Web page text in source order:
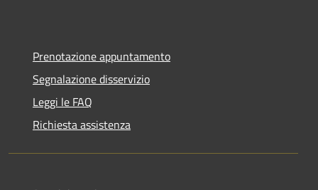
Prenotazione appuntamento
Segnalazione disservizio
Leggi le FAQ
Richiesta assistenza